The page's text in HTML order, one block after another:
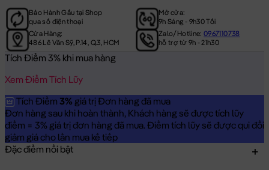
Bảo Hành Gấu tại Shop
qua số điện thoại
Mở cửa:
9h Sáng - 9h30 Tối
Cửa Hàng:
486 Lê Văn Sỹ, P.14, Q.3, HCM
Zalo/Hotline:0967110738
hỗ trợ từ 9h - 21h30
Tích Điểm 3% khi mua hàng
Xem Điểm Tích Lũy
Tích Điểm 3% giá trị Đơn hàng đã mua
Đơn hàng sau khi hoàn thành, Khách hàng sẽ được tích lũy
điểm = 3% giá trị đơn hàng đã mua. Điểm tích lũy sẽ được qui đổi
giảm giá cho lần mua kế tiếp
Đặc điểm nổi bật